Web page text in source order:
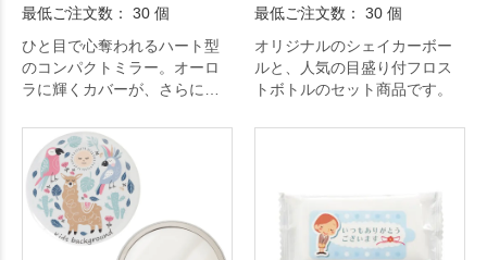
最低ご注文数： 30 個
ひと目で心奪われるハート型
のコンパクトミラー。オーロ
ラに輝くカバーが、さらにギ
最低ご注文数： 30 個
オリジナルのシェイカーボー
ルと、人気の目盛り付フロス
トボトルのセット商品です。